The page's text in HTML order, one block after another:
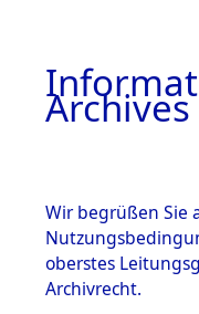
Archives
Wir begrüßen Sie
oberstes
Archivrecht.